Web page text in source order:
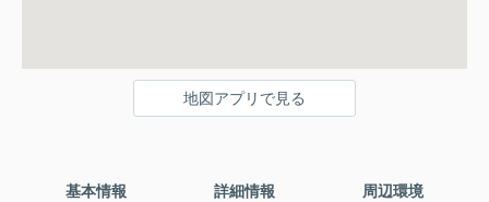
地図アプリで見る
基本情報 詳細情報 周辺環境